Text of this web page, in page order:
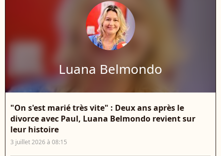
Luana Belmondo
"On s'est marié très vite" : Deux ans après le
divorce avec Paul, Luana Belmondo revient sur
leur histoire
3 juillet 2026 à 08:15